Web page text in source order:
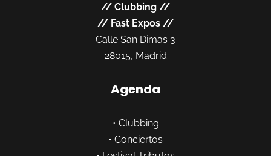
// Clubbing //
// Fast Expos //
Calle San Dimas 3
28015, Madrid
Agenda
• Clubbing
• Conciertos